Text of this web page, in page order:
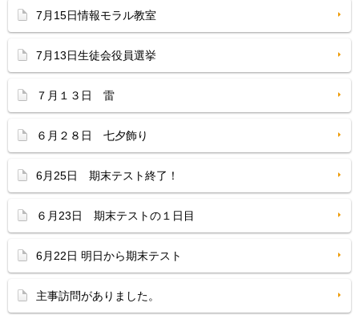
7月15日情報モラル教室
7月13日生徒会役員選挙
７月１３日 雷
６月２８日 七夕飾り
6月25日 期末テスト終了！
６月23日 期末テストの１日目
6月22日 明日から期末テスト
主事訪問がありました。